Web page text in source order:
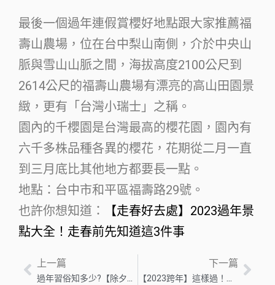
最後一個過年連假賞櫻好地點跟大家推薦福
壽山農場，位在台中梨山南側，介於中央山
脈與雪山山脈之間，海拔高度2100公尺到
2614公尺的福壽山農場有漂亮的高山田園景
緻，更有「台灣小瑞士」之稱。
園內的千櫻園是台灣最高的櫻花園，園內有
六千多株品種各異的櫻花，花期從二月一直
到三月底比其他地方都要長一點。
地點：台中市和平區福壽路29號。
也許你想知道：
【走春好去處】2023過年景
點大全！走春前先知道這3件事
上一篇
過年習俗知多少?【除夕到初六這樣做好運一整年】
下一篇
【2023跨年】這樣過！跨年行程推薦看過來~